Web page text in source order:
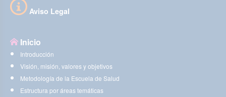
Aviso Legal
Inicio
Introducción
Visión, misión, valores y objetivos
Metodología de la Escuela de Salud
Estructura por áreas temáticas